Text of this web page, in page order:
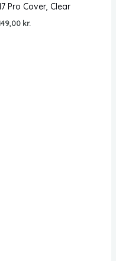
Pro Cover, Clear
kr.